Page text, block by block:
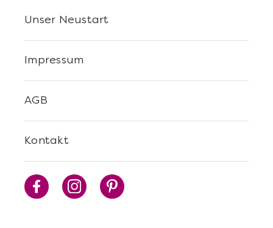
Kontakt
AGB
Impressum
Unser Neustart